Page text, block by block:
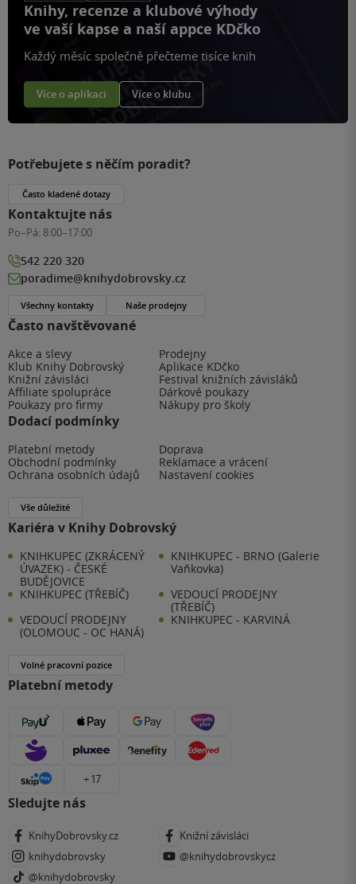
Knihy, recenze a klubové výhody
ve vaší kapse a naší appce KDčko
Každý měsíc společně přečteme tisíce knih
Více o aplikaci Více o klubu
Často navštěvované
Akce a slevy
Prodejny
Klub Knihy Dobrovský
Aplikace KDčko
Knižní závisláci
Festival knižních závisláků
Affiliate spolupráce
Dárkové poukazy
Poukazy pro firmy
Nákupy pro školy
Dodací podmínky
Platební metody
Doprava
Obchodní podmínky
Reklamace a vrácení
Ochrana osobních údajů
Nastavení cookies
Vše důležité
Kariéra v Knihy Dobrovský
KNIHKUPEC (ZKRÁCENÝ
ÚVAZEK) - ČESKÉ
BUDĚJOVICE
KNIHKUPEC - BRNO (Galerie
Vaňkovka)
KNIHKUPEC (TŘEBÍČ)
VEDOUCÍ PRODEJNY
(TŘEBÍČ)
VEDOUCÍ PRODEJNY
(OLOMOUC - OC HANÁ)
KNIHKUPEC - KARVINÁ
Volné pracovní pozice
Platební metody
+ 17
Sledujte nás
KnihyDobrovsky.cz
Knižní závisláci
knihydobrovsky
@knihydobrovskycz
@knihydobrovsky
Potřebujete s něčím poradit?
Často kladené dotazy
Kontaktujte nás
Po–Pá: 8:00–17:00
542 220 320
poradime@knihydobrovsky.cz
Všechny kontakty Naše prodejny